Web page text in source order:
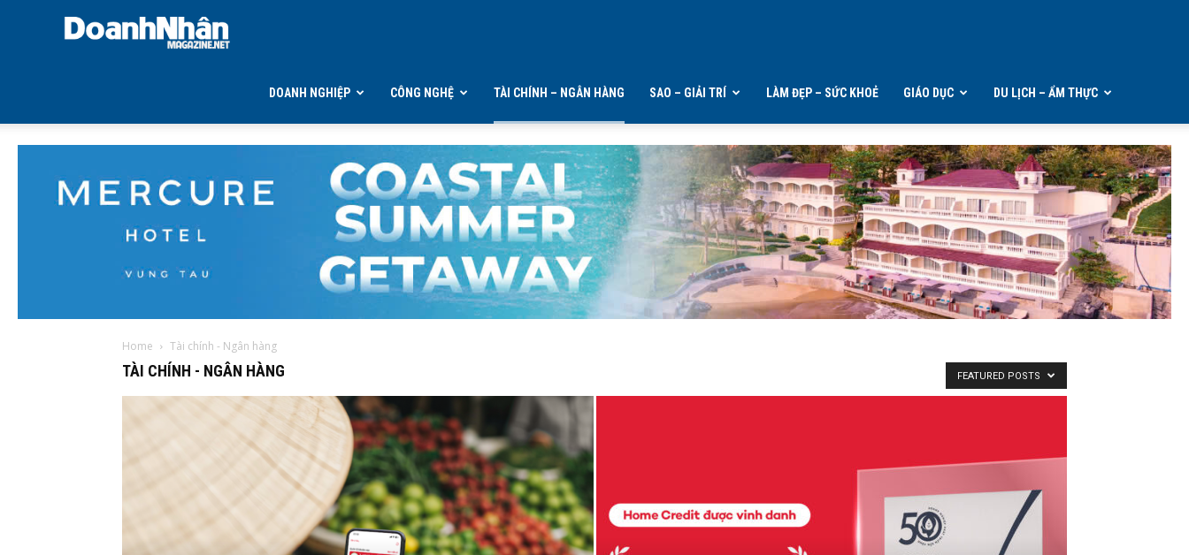
DOANH NGHIỆP CÔNG NGHỆ TÀI CHÍNH – NGÂN HÀNG SAO – GIẢI TRÍ LÀM ĐẸP – SỨC KHOẺ GIÁO DỤC DU LỊCH – ẨM THỰC
Home Tài chính - Ngân hàng
TÀI CHÍNH - NGÂN HÀNG FEATURED POSTS